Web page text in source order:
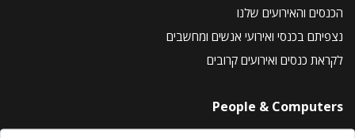
הכנסים והאירועים שלנו
נצפיתם בכנסי ואירועי אנשים ומחשבים
לקראת כנסים ואירועים קרובים
People & Computers
About Us